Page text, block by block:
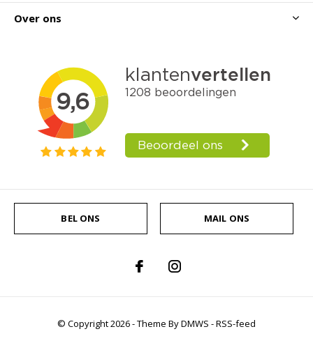
Over ons
BEL ONS MAIL ONS
© Copyright2026- Theme ByDMWS -RSS-feed